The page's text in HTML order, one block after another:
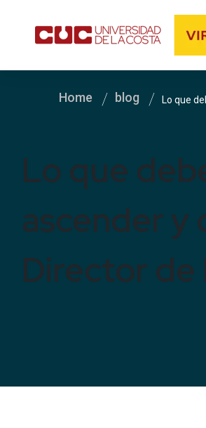
Lo que
ascender y
Director de
Home blog Lo que